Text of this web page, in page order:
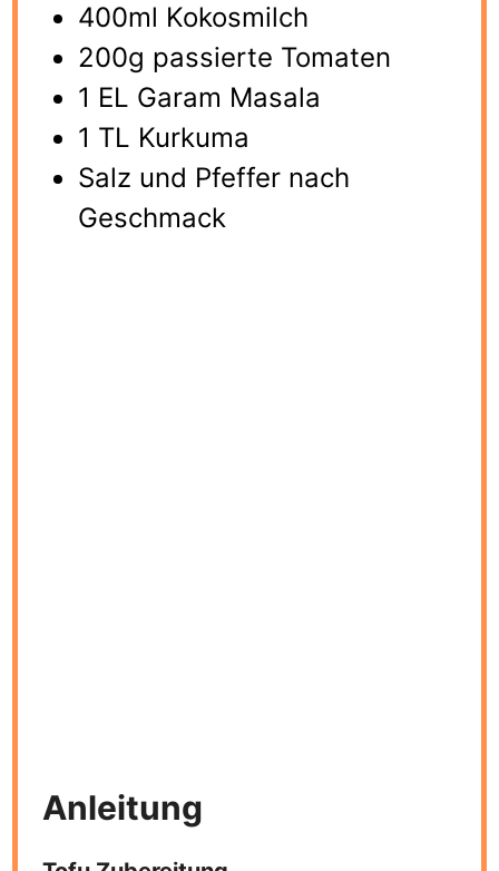
400ml Kokosmilch
200g passierte Tomaten
1 EL Garam Masala
1 TL Kurkuma
Salz und Pfeffer nach
Geschmack
Anleitung